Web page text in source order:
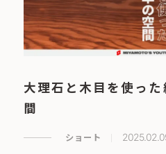
大理石と木目を使っ
間
ショート